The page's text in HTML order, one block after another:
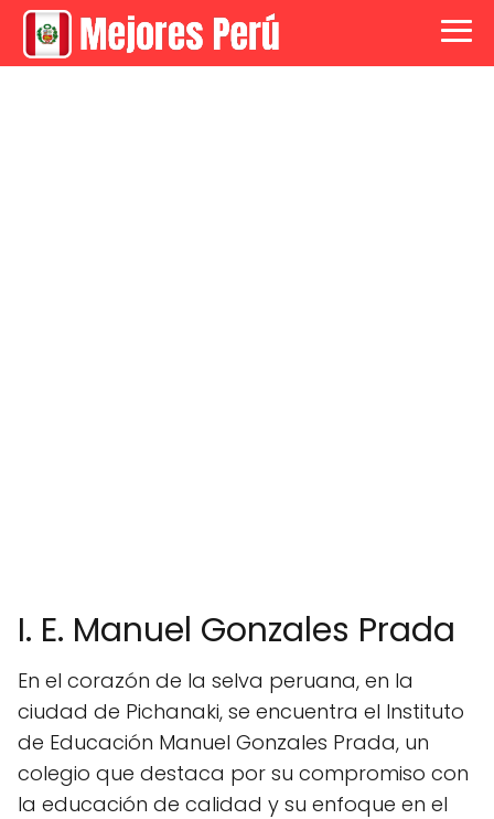
I. E. Manuel Gonzales Prada
En el corazón de la selva peruana, en la
ciudad de Pichanaki, se encuentra el Instituto
de Educación Manuel Gonzales Prada, un
colegio que destaca por su compromiso con
la educación de calidad y su enfoque en el